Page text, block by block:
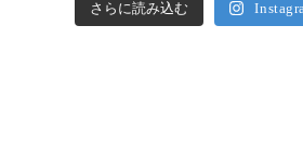
さらに読み込む